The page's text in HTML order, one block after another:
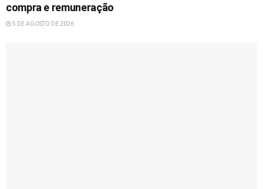
compra e remuneração
5 DE AGOSTO DE 2026